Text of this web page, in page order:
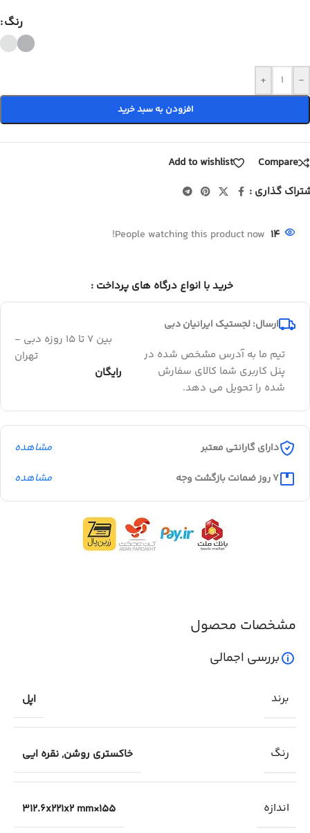
رنگ
-
+
افزودن به سبد خرید
Compare
Add to wishlist
گذاری :
14
People watching this product now!
خرید با انواع درگاه های پرداخت :
ارسال: لجستیک ایرانیان دبی
تیم ما به آدرس مشخص شده در
پنل کاربری شما کالای سفارش
شده را تحویل می دهد.
بین 7 تا 15 روزه دبی -
تهران
رایگان
دارای گارانتی معتبر مشاهده
7 روز ضمانت بازگشت وجه مشاهده
مشخصات محصول
بررسی اجمالی
برند اپل
رنگ خاکستری روشن,نقره ایی
اندازه 155×312.6x221x2 mm